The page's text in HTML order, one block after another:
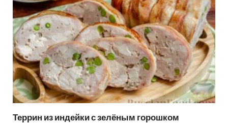
Террин из индейки с зелёным горошком